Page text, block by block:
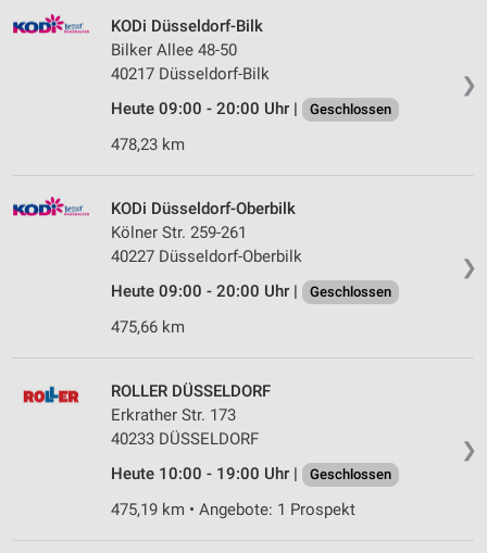
❯
KODi Düsseldorf-Bilk
Bilker Allee 48-50
40217 Düsseldorf-Bilk
Heute 09:00 - 20:00 Uhr |
Geschlossen
478,23 km
❯
KODi Düsseldorf-Oberbilk
Kölner Str. 259-261
40227 Düsseldorf-Oberbilk
Heute 09:00 - 20:00 Uhr |
Geschlossen
475,66 km
❯
ROLLER DÜSSELDORF
Erkrather Str. 173
40233 DÜSSELDORF
Heute 10:00 - 19:00 Uhr |
Geschlossen
475,19 km • Angebote: 1 Prospekt